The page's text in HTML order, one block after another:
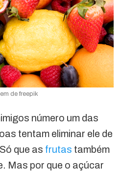
de freepik
número um das
tentam eliminar ele de
que as frutas também
Mas por que o açúcar